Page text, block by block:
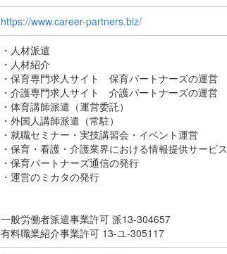
https://www.career-partners.biz/
・人材派遣
・人材紹介
・保育専門求人サイト 保育パートナーズの運営
・介護専門求人サイト 介護パートナーズの運営
・体育講師派遣（運営委託）
・外国人講師派遣（常駐）
・就職セミナー・実技講習会・イベント運営
・保育・看護・介護業界における情報提供サービス
・保育パートナーズ通信の発行
・運営のミカタの発行
一般労働者派遣事業許可 派13-304657
有料職業紹介事業許可 13-ユ-305117